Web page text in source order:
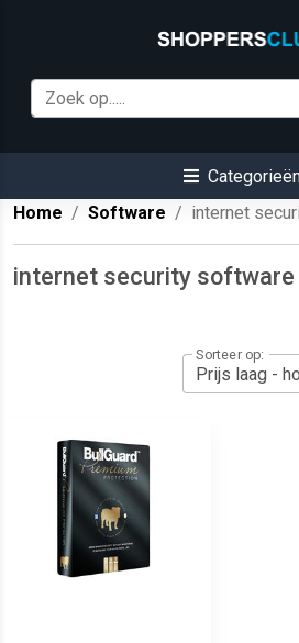
Home
Software internet
internet security software
Sorteer op: